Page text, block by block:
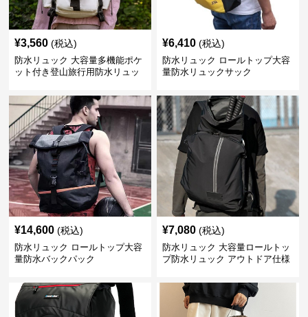
¥3,560 (税込)
防水リュック 大容量多機能ポケ
ット付き登山旅行用防水リュッ
¥6,410 (税込)
防水リュック ロールトップ大容
量防水リュックサック
¥14,600 (税込)
防水リュック ロールトップ大容
量防水バックパック
¥7,080 (税込)
防水リュック 大容量ロールトッ
プ防水リュック アウトドア仕様